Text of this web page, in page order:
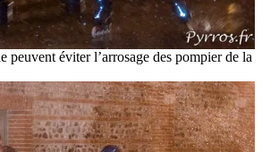
peuvent éviter l’arrosage des pompier de la